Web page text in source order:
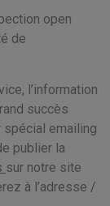
open
de
l’information
succès
emailing
publier la
sur notre site
à l’adresse /